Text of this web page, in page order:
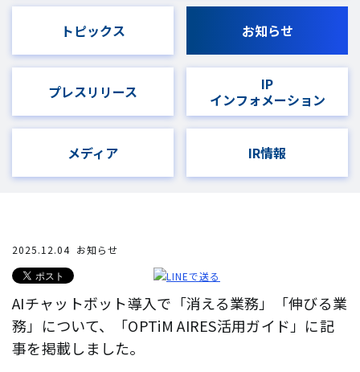
トピックス お知らせ
プレスリリース
IP
インフォメーション
メディア IR情報
2025.12.04 お知らせ
AIチャットボット導入で「消える業務」「伸びる業
務」について、「OPTiM AIRES活用ガイド」に記
事を掲載しました。